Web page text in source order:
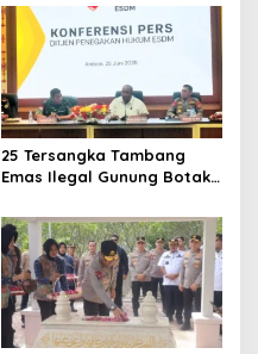
Profesionalisme dan
Pelayanan Publik
25 Tersangka Tambang
Emas Ilegal Gunung Botak
China